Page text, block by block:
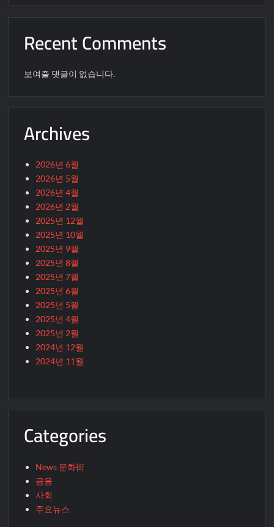
Recent Comments
보여줄 댓글이 없습니다.
Archives
2026년 6월
2026년 5월
2026년 4월
2026년 2월
2025년 12월
2025년 10월
2025년 9월
2025년 8월
2025년 7월
2025년 6월
2025년 5월
2025년 4월
2025년 2월
2024년 12월
2024년 11월
Categories
News 문화街
금융
사회
주요뉴스